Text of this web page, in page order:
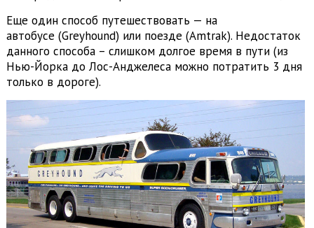
Еще один способ путешествовать — на
автобусе (Greyhound) или поезде (Amtrak). Недостаток
данного способа – слишком долгое время в пути (из
Нью-Йорка до Лос-Анджелеса можно потратить 3 дня
только в дороге).